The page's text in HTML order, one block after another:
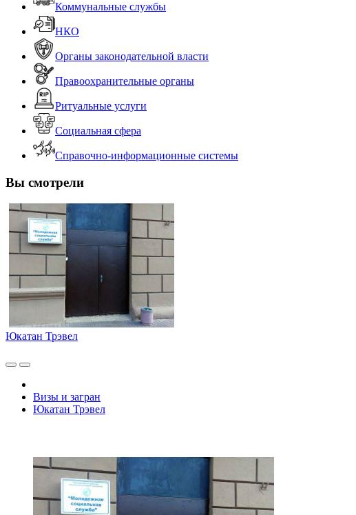
Коммунальные службы
НКО
Органы законодательной власти
Правоохранительные органы
Ритуальные услуги
Социальная сфера
Справочно-информационные системы
Вы смотрели
Юкатан Трэвел
Визы и загран
Юкатан Трэвел